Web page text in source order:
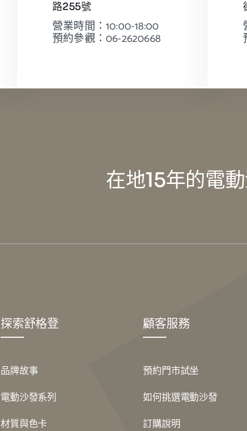
路255號
營業時間：10:00-18:00
預約參觀：06-2620668
在地15年的電
探索舒格登
品牌故事
電動沙發系列
材質與色卡
顧客服務
預約門市試坐
如何挑選電動沙發
訂購說明